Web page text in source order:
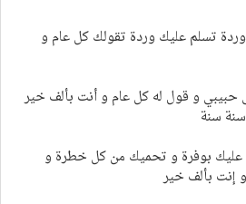
وردة تسلم عليك وردة تقولك كل عام و
حبيبي و قول له كل عام و أنت بألف خير
سنة
بوفرة و تحميك من كل خطرة و
إنت بألف خير